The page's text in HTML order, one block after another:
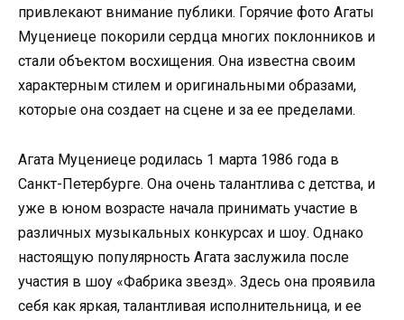
привлекают внимание публики. Горячие фото Агаты
Муцениеце покорили сердца многих поклонников и
стали объектом восхищения. Она известна своим
характерным стилем и оригинальными образами,
которые она создает на сцене и за ее пределами.
Агата Муцениеце родилась 1 марта 1986 года в
Санкт-Петербурге. Она очень талантлива с детства, и
уже в юном возрасте начала принимать участие в
различных музыкальных конкурсах и шоу. Однако
настоящую популярность Агата заслужила после
участия в шоу «Фабрика звезд». Здесь она проявила
себя как яркая, талантливая исполнительница, и ее